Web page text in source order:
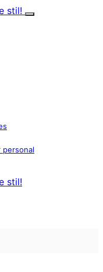
personal